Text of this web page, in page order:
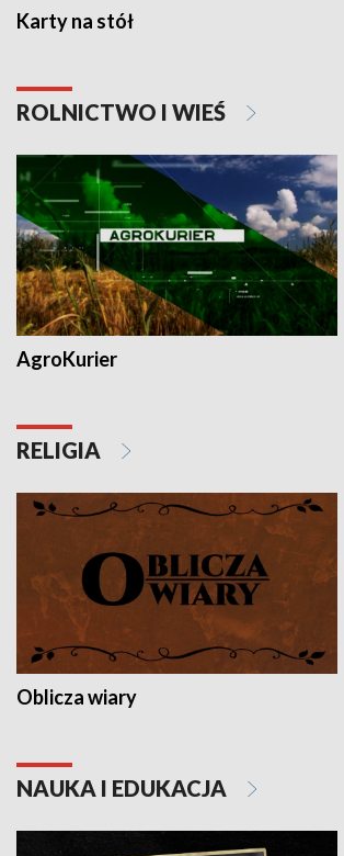
Karty na stół
ROLNICTWO I WIEŚ
AgroKurier
RELIGIA
Oblicza wiary
NAUKA I EDUKACJA